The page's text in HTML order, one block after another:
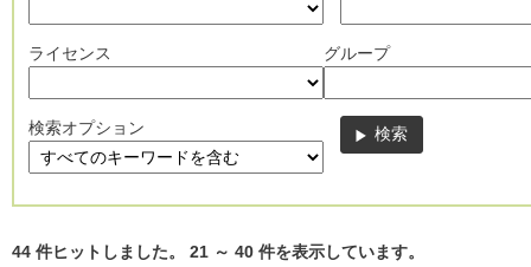
ライセンス グループ
検索オプション
44 件ヒットしました。 21 ～ 40 件を表示しています。